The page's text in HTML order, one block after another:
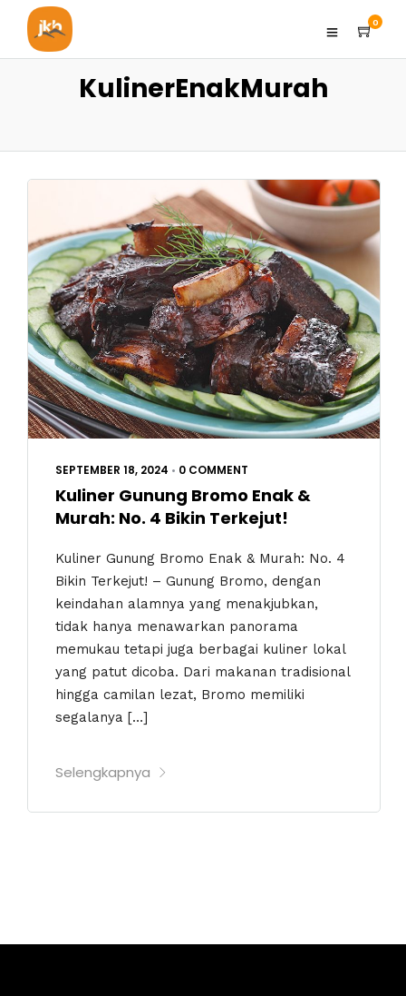
0
KulinerEnakMurah
SEPTEMBER 18, 2024 • 0 COMMENT
Kuliner Gunung Bromo Enak &
Murah: No. 4 Bikin Terkejut!
Kuliner Gunung Bromo Enak & Murah: No. 4
Bikin Terkejut! – Gunung Bromo, dengan
keindahan alamnya yang menakjubkan,
tidak hanya menawarkan panorama
memukau tetapi juga berbagai kuliner lokal
yang patut dicoba. Dari makanan tradisional
hingga camilan lezat, Bromo memiliki
segalanya […]
Selengkapnya